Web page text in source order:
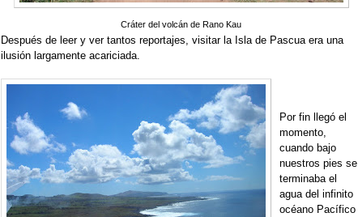
Cráter del volcán de Rano Kau
Después de leer y ver tantos reportajes, visitar la Isla de Pascua era una
ilusión largamente acariciada.
Por fin llegó el
momento,
cuando bajo
nuestros pies se
terminaba el
agua del infinito
océano Pacífico